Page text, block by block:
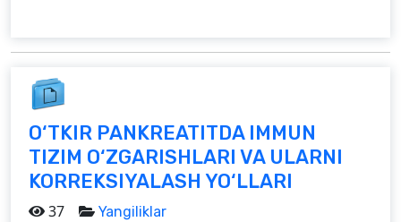
O‘TKIR PANKREATITDA IMMUN
TIZIM O‘ZGARISHLARI VA ULARNI
KORREKSIYALASH YO‘LLARI
37 Yangiliklar